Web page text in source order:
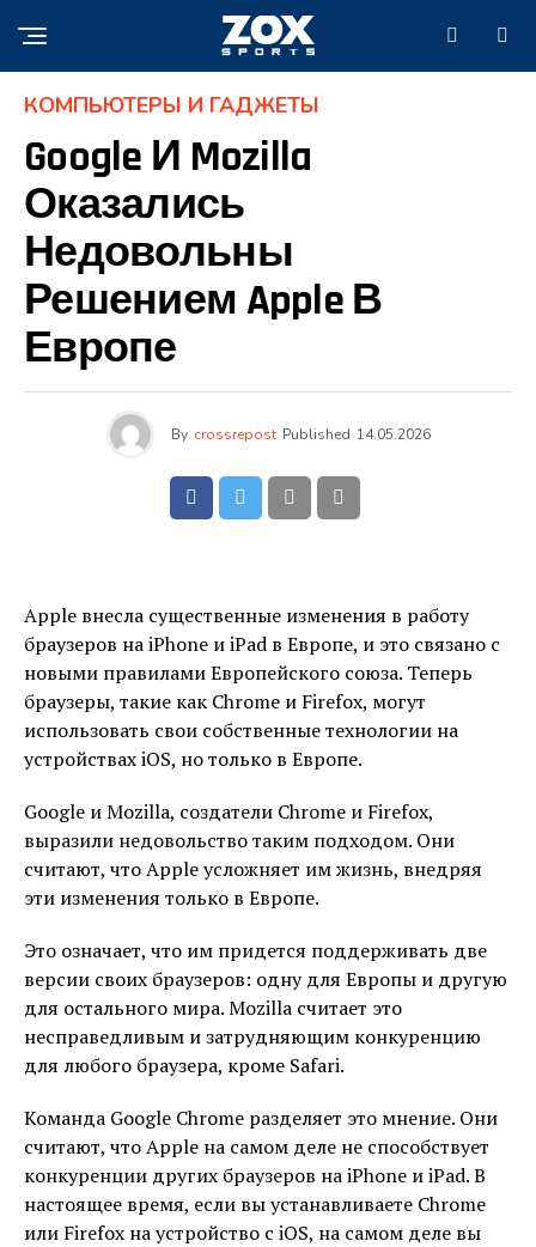
КОМПЬЮТЕРЫ И ГАДЖЕТЫ
Google И Mozilla
Оказались
Недовольны
Решением Apple В
Европе
By crossrepost Published 14.05.2026
Apple внесла существенные изменения в работу
браузеров на iPhone и iPad в Европе, и это связано с
новыми правилами Европейского союза. Теперь
браузеры, такие как Chrome и Firefox, могут
использовать свои собственные технологии на
устройствах iOS, но только в Европе.
Google и Mozilla, создатели Chrome и Firefox,
выразили недовольство таким подходом. Они
считают, что Apple усложняет им жизнь, внедряя
эти изменения только в Европе.
Это означает, что им придется поддерживать две
версии своих браузеров: одну для Европы и другую
для остального мира. Mozilla считает это
несправедливым и затрудняющим конкуренцию
для любого браузера, кроме Safari.
Команда Google Chrome разделяет это мнение. Они
считают, что Apple на самом деле не способствует
конкуренции других браузеров на iPhone и iPad. В
настоящее время, если вы устанавливаете Chrome
или Firefox на устройство с iOS, на самом деле вы